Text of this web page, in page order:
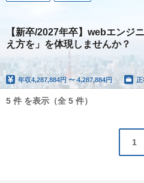
【新卒/2027年卒】webエンジ
え方を」を体現しませんか？
年収4,287,884円 〜 4,287,884円 正
5 件 を表示（全 5 件）
1